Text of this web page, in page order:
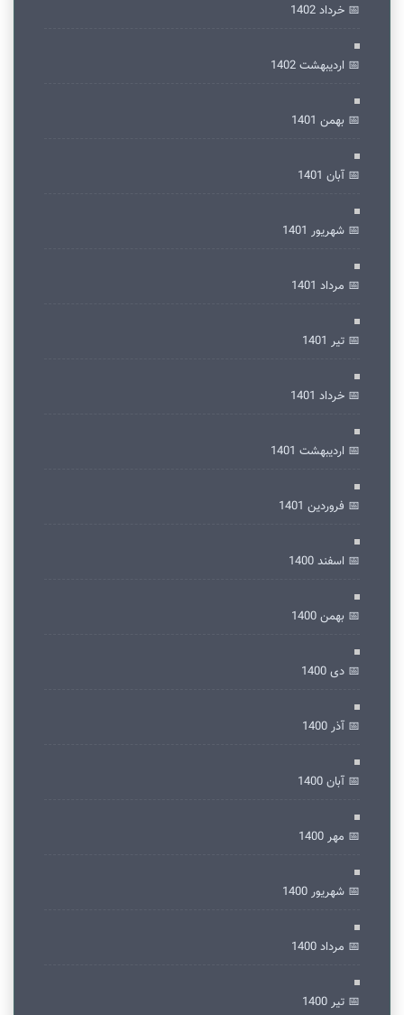
📅 خرداد 1402
📅 ارديبهشت 1402
📅 بهمن 1401
📅 آبان 1401
📅 شهریور 1401
📅 مرداد 1401
📅 تير 1401
📅 خرداد 1401
📅 ارديبهشت 1401
📅 فروردین 1401
📅 اسفند 1400
📅 بهمن 1400
📅 دی 1400
📅 آذر 1400
📅 آبان 1400
📅 مهر 1400
📅 شهریور 1400
📅 مرداد 1400
📅 تير 1400